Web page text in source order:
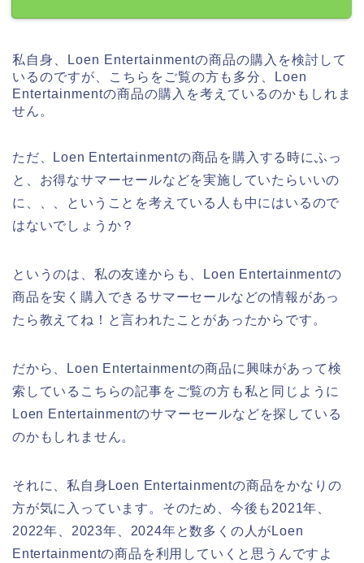
私自身、Loen Entertainmentの商品の購入を検討して
いるのですが、こちらをご覧の方も多分、Loen
Entertainmentの商品の購入を考えているのかもしれま
せん。
ただ、Loen Entertainmentの商品を購入する時にふっ
と、お得なサマーセールなどを実施していたらいいの
に、、、ということを考えている人も中にはいるので
はないでしょうか？
というのは、私の友達からも、Loen Entertainmentの
商品を安く購入できるサマーセールなどの情報があっ
たら教えてね！と言われたことがあったからです。
だから、Loen Entertainmentの商品に興味があって検
索しているこちらの記事をご覧の方も私と同じように
Loen Entertainmentのサマーセールなどを探している
のかもしれません。
それに、私自身Loen Entertainmentの商品をかなりの
方が気に入っています。そのため、今後も2021年、
2022年、2023年、2024年と数多くの人がLoen
Entertainmentの商品を利用していくと思うんですよ